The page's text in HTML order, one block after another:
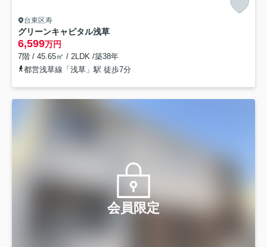
台東区寿
グリーンキャピタル浅草
6,599万円
7階 / 45.65㎡ / 2LDK /築38年
都営浅草線「浅草」駅 徒歩7分
会員限定